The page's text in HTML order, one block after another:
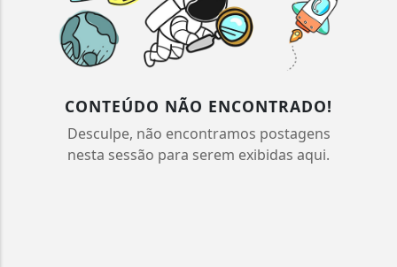
CONTEÚDO NÃO ENCONTRADO!
Desculpe, não encontramos postagens
nesta sessão para serem exibidas aqui.